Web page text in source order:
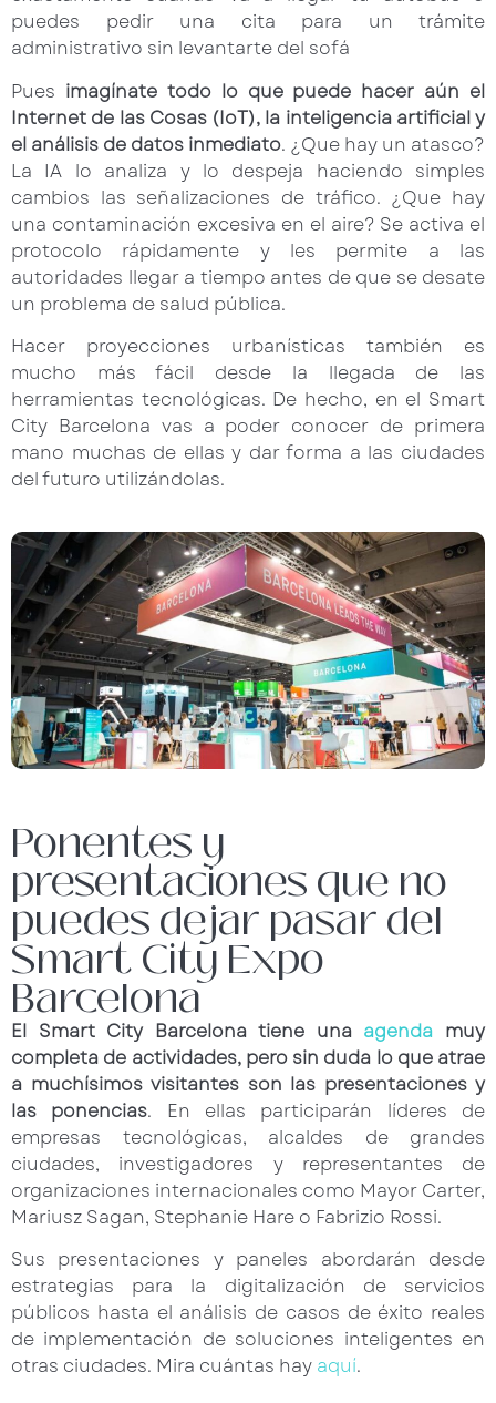
puedes pedir una cita para un trámite
administrativo sin levantarte del sofá
Pues imagínate todo lo que puede hacer aún el
Internet de las Cosas (IoT), la inteligencia artificial y
el análisis de datos inmediato. ¿Que hay un atasco?
La IA lo analiza y lo despeja haciendo simples
cambios las señalizaciones de tráfico. ¿Que hay
una contaminación excesiva en el aire? Se activa el
protocolo rápidamente y les permite a las
autoridades llegar a tiempo antes de que se desate
un problema de salud pública.
Hacer proyecciones urbanísticas también es
mucho más fácil desde la llegada de las
herramientas tecnológicas. De hecho, en el Smart
City Barcelona vas a poder conocer de primera
mano muchas de ellas y dar forma a las ciudades
del futuro utilizándolas.
Ponentes y
presentaciones que no
puedes dejar pasar del
Smart City Expo
Barcelona
El Smart City Barcelona tiene una agenda muy
completa de actividades, pero sin duda lo que atrae
a muchísimos visitantes son las presentaciones y
las ponencias. En ellas participarán líderes de
empresas tecnológicas, alcaldes de grandes
ciudades, investigadores y representantes de
organizaciones internacionales como Mayor Carter,
Mariusz Sagan, Stephanie Hare o Fabrizio Rossi.
Sus presentaciones y paneles abordarán desde
estrategias para la digitalización de servicios
públicos hasta el análisis de casos de éxito reales
de implementación de soluciones inteligentes en
otras ciudades. Mira cuántas hay aquí.